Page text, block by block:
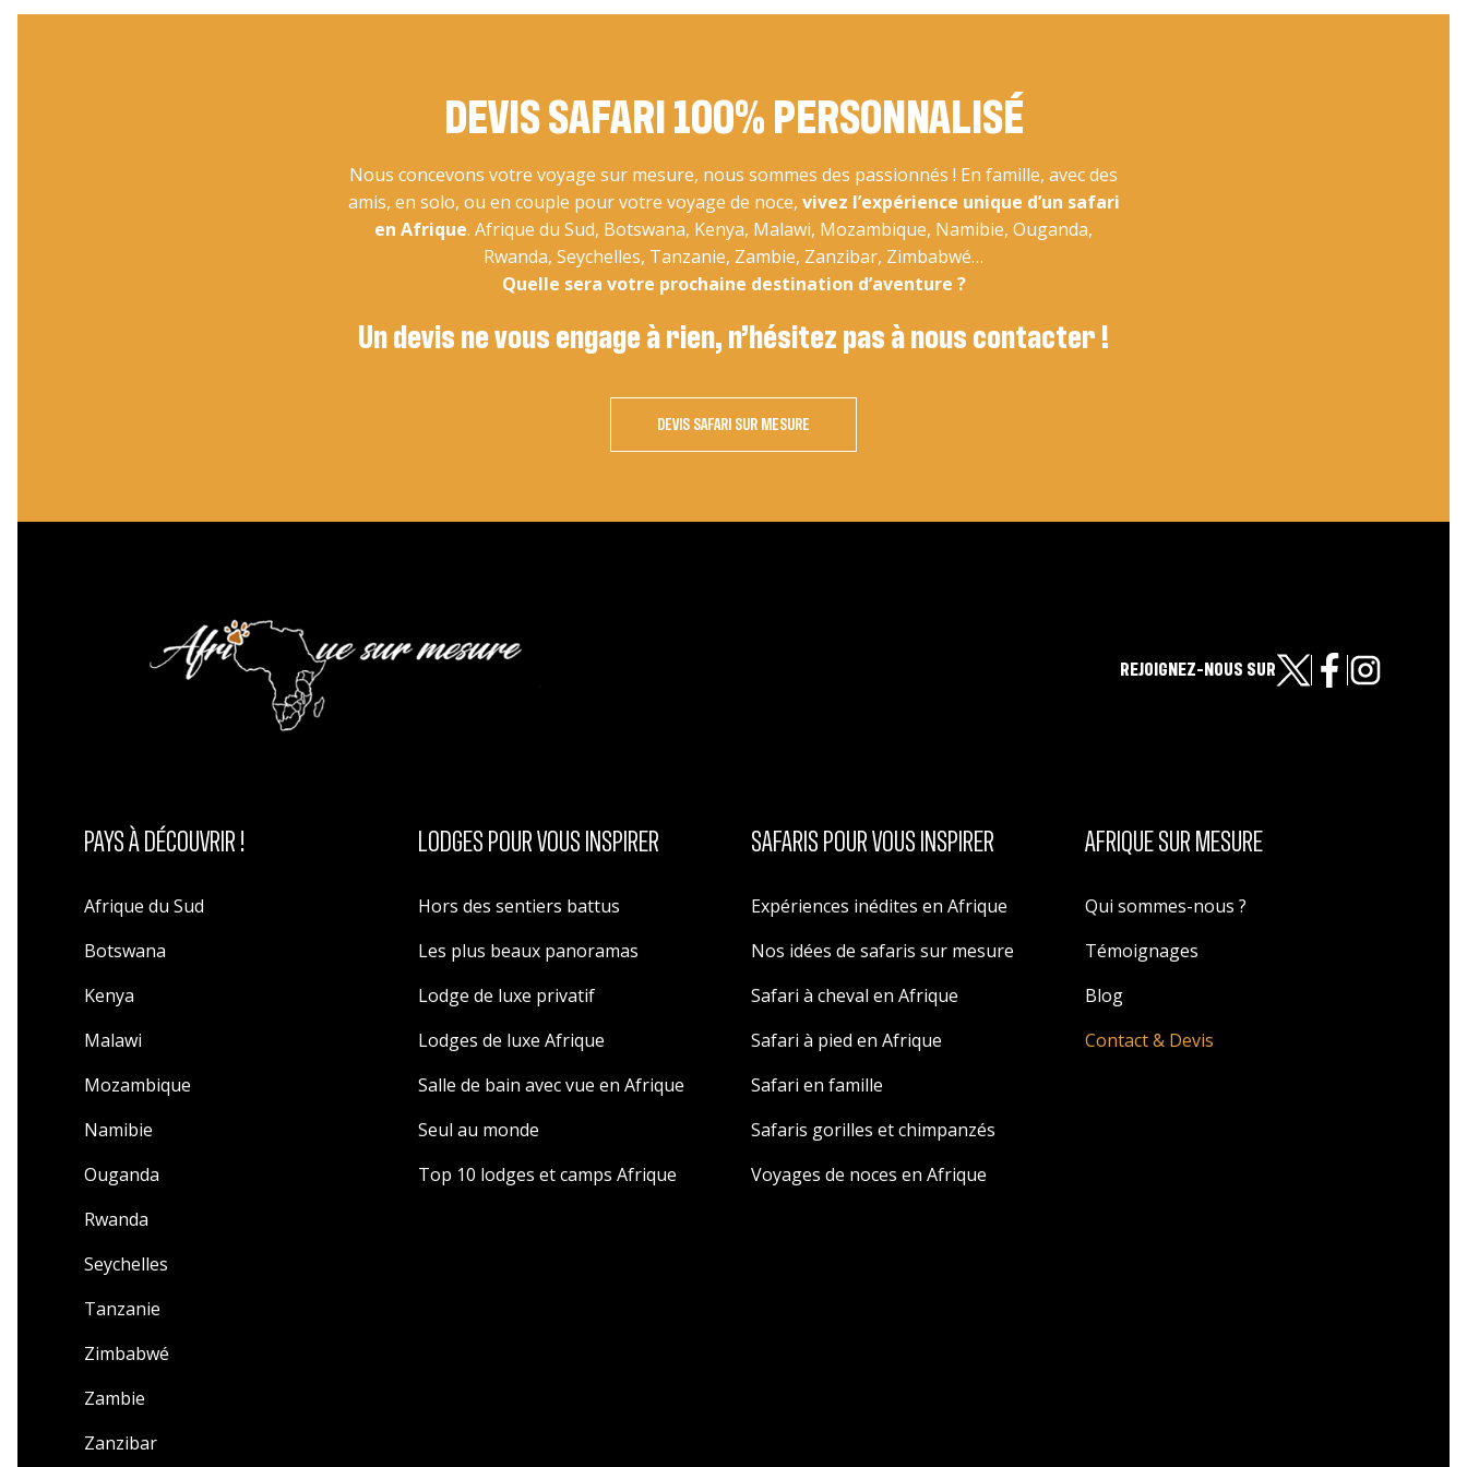
DEVIS SAFARI 100% PERSONNALISÉ
Nous concevons votre voyage sur mesure, nous sommes des passionnés ! En famille, avec des
amis, en solo, ou en couple pour votre voyage de noce, vivez l’expérience unique d’un safari
en Afrique. Afrique du Sud, Botswana, Kenya, Malawi, Mozambique, Namibie, Ouganda,
Rwanda, Seychelles, Tanzanie, Zambie, Zanzibar, Zimbabwé…
Quelle sera votre prochaine destination d’aventure ?
Un devis ne vous engage à rien, n’hésitez pas à nous contacter !
DEVIS SAFARI SUR MESURE
REJOIGNEZ-NOUS SUR
PAYS À DÉCOUVRIR !
Afrique du Sud
Botswana
Kenya
Malawi
Mozambique
Namibie
Ouganda
Rwanda
Seychelles
Tanzanie
Zimbabwé
Zambie
Zanzibar
LODGES POUR VOUS INSPIRER
Hors des sentiers battus
Les plus beaux panoramas
Lodge de luxe privatif
Lodges de luxe Afrique
Salle de bain avec vue en Afrique
Seul au monde
Top 10 lodges et camps Afrique
SAFARIS POUR VOUS INSPIRER
Expériences inédites en Afrique
Nos idées de safaris sur mesure
Safari à cheval en Afrique
Safari à pied en Afrique
Safari en famille
Safaris gorilles et chimpanzés
Voyages de noces en Afrique
AFRIQUE SUR MESURE
Qui sommes-nous ?
Témoignages
Blog
Contact & Devis